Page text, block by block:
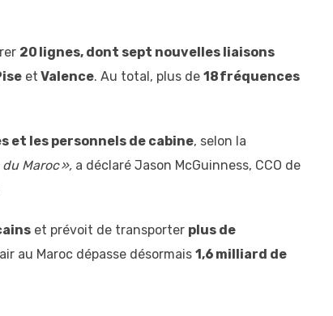
20 lignes, dont sept nouvelles liaisons
et Valence. Au total, plus de 18 fréquences
et les personnels de cabine, selon la
Maroc », a déclaré Jason McGuinness, CCO de
et prévoit de transporter plus de
au Maroc dépasse désormais 1,6 milliard de